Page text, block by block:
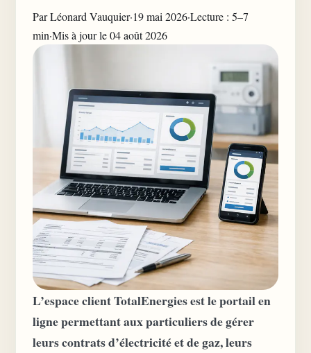
ParLéonard Vauquier·19 mai 2026·Lecture : 5–7
min·Mis à jour le 04 août 2026
L’espace client TotalEnergies est le portail en
ligne permettant aux particuliers de gérer
leurs contrats d’électricité et de gaz, leurs